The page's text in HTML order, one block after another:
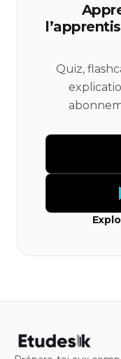
Quiz,